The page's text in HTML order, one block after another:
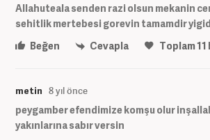
Allahuteala senden razi olsun mekanin
sehitlik mertebesi gorevin tamamdir
Beğen
Cevapla Toplam11
metin 8 yıl önce
peygamber efendimize komşu olur
yakınlarına sabır versin